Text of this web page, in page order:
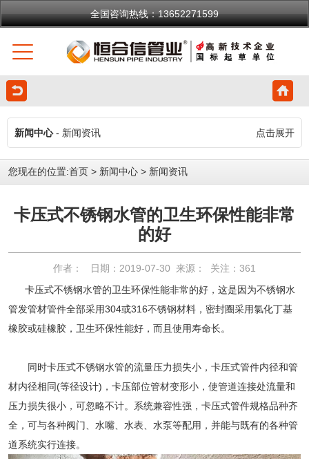
全国咨询热线：13652271599
新闻中心- 新闻资讯 点击展开
您现在的位置:首页 > 新闻中心 > 新闻资讯
卡压式不锈钢水管的卫生环保性能非常
的好
作者： 日期：2019-07-30 来源： 关注： 361
卡压式不锈钢水管的卫生环保性能非常的好，这是因为不锈钢水
管发管材管件全部采用304或316不锈钢材料，密封圈采用氯化丁基
橡胶或硅橡胶，卫生环保性能好，而且使用寿命长。
同时卡压式不锈钢水管的流量压力损失小，卡压式管件内径和管
材内径相同(等径设计)，卡压部位管材变形小，使管道连接处流量和
压力损失很小，可忽略不计。系统兼容性强，卡压式管件规格品种齐
全，可与各种阀门、水嘴、水表、水泵等配用，并能与既有的各种管
道系统实行连接。